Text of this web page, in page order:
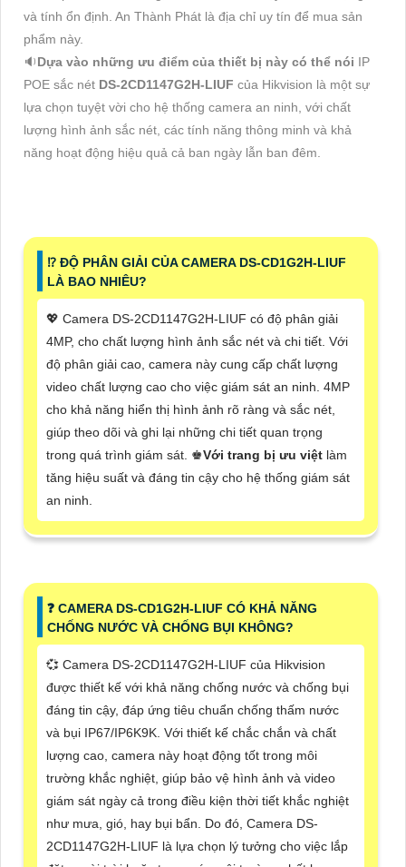
và tính ổn định. An Thành Phát là địa chỉ uy tín để mua sản
phẩm này.
🔉Dựa vào những ưu điểm của thiết bị này có thể nói IP
POE sắc nét DS-2CD1147G2H-LIUF của Hikvision là một sự
lựa chọn tuyệt vời cho hệ thống camera an ninh, với chất
lượng hình ảnh sắc nét, các tính năng thông minh và khả
năng hoạt động hiệu quả cả ban ngày lẫn ban đêm.
⁉️ ĐỘ PHÂN GIẢI CỦA CAMERA DS-CD1G2H-LIUF
LÀ BAO NHIÊU?
💖 Camera DS-2CD1147G2H-LIUF có độ phân giải
4MP, cho chất lượng hình ảnh sắc nét và chi tiết. Với
độ phân giải cao, camera này cung cấp chất lượng
video chất lượng cao cho việc giám sát an ninh. 4MP
cho khả năng hiển thị hình ảnh rõ ràng và sắc nét,
giúp theo dõi và ghi lại những chi tiết quan trọng
trong quá trình giám sát. ♚Với trang bị ưu việt làm
tăng hiệu suất và đáng tin cậy cho hệ thống giám sát
an ninh.
️❓ CAMERA DS-CD1G2H-LIUF CÓ KHẢ NĂNG
CHỐNG NƯỚC VÀ CHỐNG BỤI KHÔNG?
💞 Camera DS-2CD1147G2H-LIUF của Hikvision
được thiết kế với khả năng chống nước và chống bụi
đáng tin cậy, đáp ứng tiêu chuẩn chống thấm nước
và bụi IP67/IP6K9K. Với thiết kế chắc chắn và chất
lượng cao, camera này hoạt động tốt trong môi
trường khắc nghiệt, giúp bảo vệ hình ảnh và video
giám sát ngày cả trong điều kiện thời tiết khắc nghiệt
như mưa, gió, hay bụi bẩn. Do đó, Camera DS-
2CD1147G2H-LIUF là lựa chọn lý tưởng cho việc lắp